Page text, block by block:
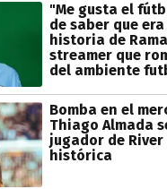
"Me gusta el
de saber que
historia de
streamer que
del ambiente
Bomba en el
Thiago Almada
jugador de
histórica